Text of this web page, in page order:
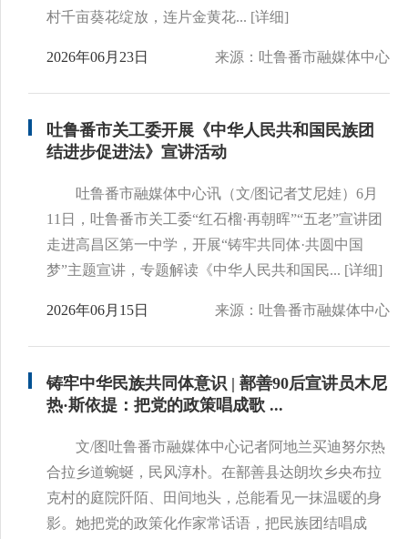
村千亩葵花绽放，连片金黄花... [详细]
2026年06月23日 来源：吐鲁番市融媒体中心
吐鲁番市关工委开展《中华人民共和国民族团
结进步促进法》宣讲活动
吐鲁番市融媒体中心讯（文/图记者艾尼娃）6月
11日，吐鲁番市关工委“红石榴·再朝晖”“五老”宣讲团
走进高昌区第一中学，开展“铸牢共同体·共圆中国
梦”主题宣讲，专题解读《中华人民共和国民... [详细]
2026年06月15日 来源：吐鲁番市融媒体中心
铸牢中华民族共同体意识 | 鄯善90后宣讲员木尼
热·斯依提：把党的政策唱成歌 ...
文/图吐鲁番市融媒体中心记者阿地兰买迪努尔热
合拉乡道蜿蜒，民风淳朴。在鄯善县达朗坎乡央布拉
克村的庭院阡陌、田间地头，总能看见一抹温暖的身
影。她把党的政策化作家常话语，把民族团结唱成